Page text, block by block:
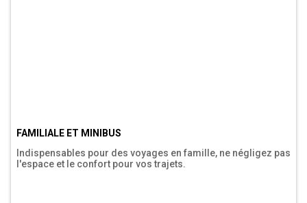
FAMILIALE ET MINIBUS
Indispensables pour des voyages en famille, ne négligez pas
l'espace et le confort pour vos trajets.